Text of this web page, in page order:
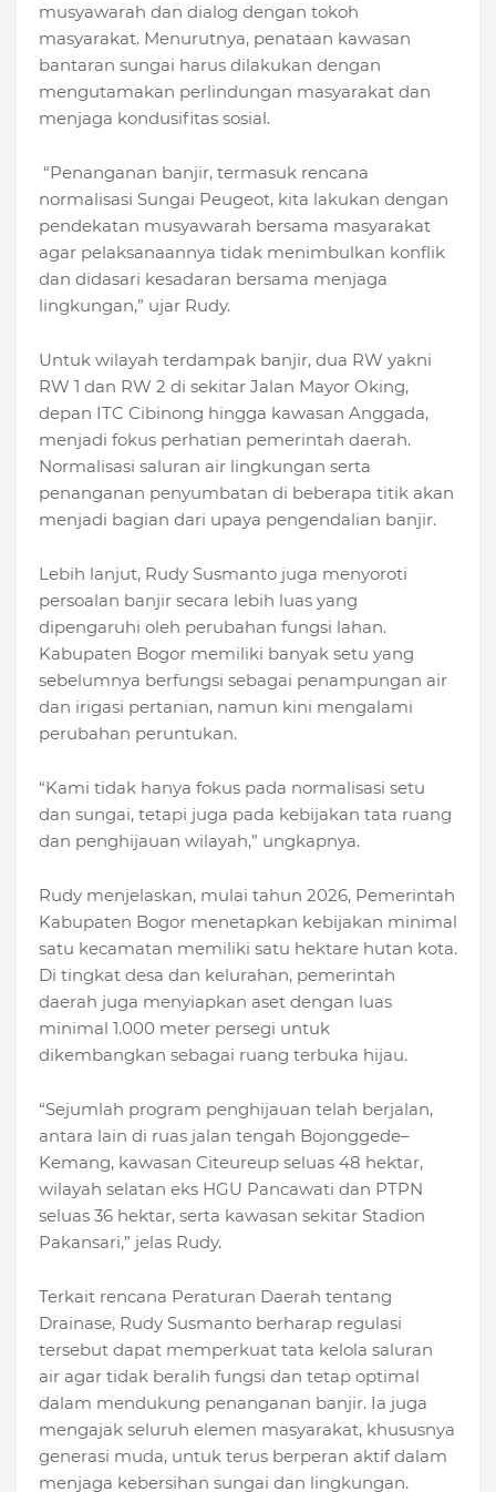
musyawarah dan dialog dengan tokoh
masyarakat. Menurutnya, penataan kawasan
bantaran sungai harus dilakukan dengan
mengutamakan perlindungan masyarakat dan
menjaga kondusifitas sosial.
“Penanganan banjir, termasuk rencana
normalisasi Sungai Peugeot, kita lakukan dengan
pendekatan musyawarah bersama masyarakat
agar pelaksanaannya tidak menimbulkan konflik
dan didasari kesadaran bersama menjaga
lingkungan,” ujar Rudy.
Untuk wilayah terdampak banjir, dua RW yakni
RW 1 dan RW 2 di sekitar Jalan Mayor Oking,
depan ITC Cibinong hingga kawasan Anggada,
menjadi fokus perhatian pemerintah daerah.
Normalisasi saluran air lingkungan serta
penanganan penyumbatan di beberapa titik akan
menjadi bagian dari upaya pengendalian banjir.
Lebih lanjut, Rudy Susmanto juga menyoroti
persoalan banjir secara lebih luas yang
dipengaruhi oleh perubahan fungsi lahan.
Kabupaten Bogor memiliki banyak setu yang
sebelumnya berfungsi sebagai penampungan air
dan irigasi pertanian, namun kini mengalami
perubahan peruntukan.
“Kami tidak hanya fokus pada normalisasi setu
dan sungai, tetapi juga pada kebijakan tata ruang
dan penghijauan wilayah,” ungkapnya.
Rudy menjelaskan, mulai tahun 2026, Pemerintah
Kabupaten Bogor menetapkan kebijakan minimal
satu kecamatan memiliki satu hektare hutan kota.
Di tingkat desa dan kelurahan, pemerintah
daerah juga menyiapkan aset dengan luas
minimal 1.000 meter persegi untuk
dikembangkan sebagai ruang terbuka hijau.
“Sejumlah program penghijauan telah berjalan,
antara lain di ruas jalan tengah Bojonggede–
Kemang, kawasan Citeureup seluas 48 hektar,
wilayah selatan eks HGU Pancawati dan PTPN
seluas 36 hektar, serta kawasan sekitar Stadion
Pakansari,” jelas Rudy.
Terkait rencana Peraturan Daerah tentang
Drainase, Rudy Susmanto berharap regulasi
tersebut dapat memperkuat tata kelola saluran
air agar tidak beralih fungsi dan tetap optimal
dalam mendukung penanganan banjir. Ia juga
mengajak seluruh elemen masyarakat, khususnya
generasi muda, untuk terus berperan aktif dalam
menjaga kebersihan sungai dan lingkungan.